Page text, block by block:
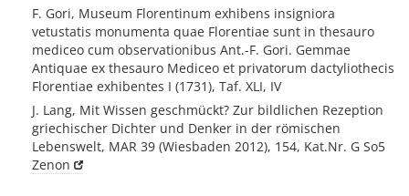
F. Gori, Museum Florentinum exhibens insigniora
vetustatis monumenta quae Florentiae sunt in thesauro
mediceo cum observationibus Ant.-F. Gori. Gemmae
Antiquae ex thesauro Mediceo et privatorum dactyliothecis
Florentiae exhibentes I (1731), Taf. XLI, IV
J. Lang, Mit Wissen geschmückt? Zur bildlichen Rezeption
griechischer Dichter und Denker in der römischen
Lebenswelt, MAR 39 (Wiesbaden 2012), 154, Kat.Nr. G So5
Zenon